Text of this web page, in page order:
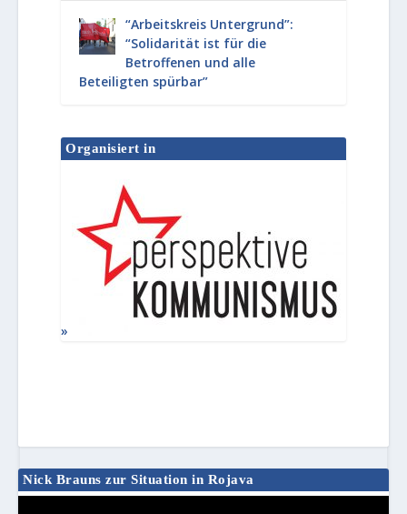
“Arbeitskreis Untergrund”:
“Solidarität ist für die
Betroffenen und alle
Beteiligten spürbar”
Organisiert in
Nick Brauns zur Situation in Rojava